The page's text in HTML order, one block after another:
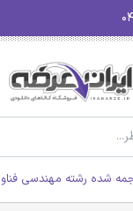
شده رشته مهندسی